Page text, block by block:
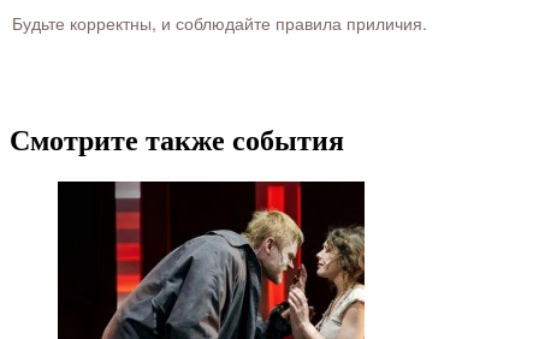
Будьте корректны, и соблюдайте правила приличия.
Смотрите также события